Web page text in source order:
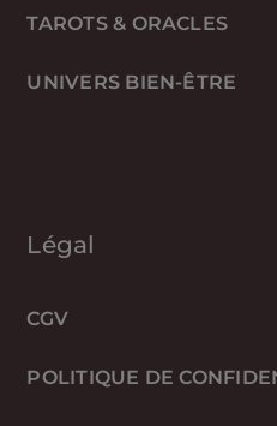
TAROTS & ORACLES
UNIVERS BIEN-ÊTRE
Légal
CGV
POLITIQUE DE